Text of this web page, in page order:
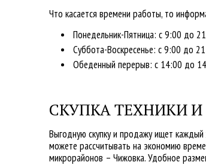
Что касается времени работы, то
Понедельник-Пятница: с 9:00 до
Суббота-Воскресенье: с 9:00 до
Обеденный перерыв: с 14:00 до
СКУПКА ТЕХНИКИ
Выгодную скупку и продажу ищет
можете рассчитывать на экономию
микрорайонов – Чижовка. Удобное